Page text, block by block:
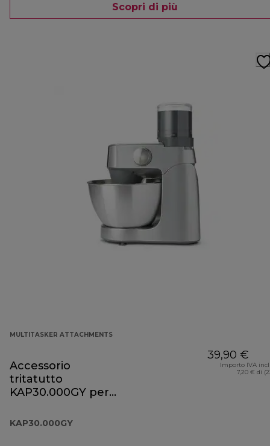
Scopri di più
MULTITASKER ATTACHMENTS
Accessorio
tritatutto
KAP30.000GY per
KAP30.000GY
39,90 €
Importo IVA
7,20 € di